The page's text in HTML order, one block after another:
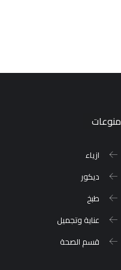
منوعات
ازياء
ديكور
طبخ
عناية وتجميل
قسم الصحة